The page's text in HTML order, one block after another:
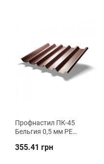
Профнастил ПК-45
Бельгия 0,5 мм PE
Металика
355.41 грн